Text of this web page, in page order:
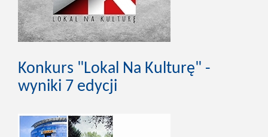
Konkurs "Lokal Na Kulturę" -
wyniki 7 edycji